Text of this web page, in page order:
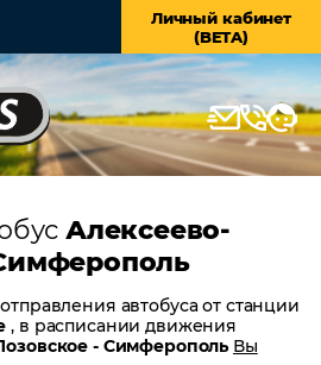
Личный кабинет
(BETA)
Алексеево-
автобуса от станции
, в расписании движения
- Симферополь Вы